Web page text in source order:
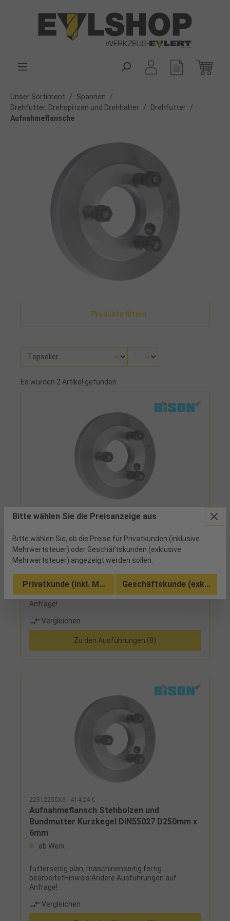
Unser Sortiment / Spannen
/
Drehfutter, Drehspitzen und Drehhalter
/ Drehfutter
/
Aufnahmeflansche
Produkte filtern
Es wurden 2 Artikel gefunden
223125250X8 - 505,75 €
DIN55029 D250mm x 8mm
ab Werk
futterseitig plan, maschinenseitig fertig
bearbeitetHinweis:Andere Ausführungen auf
Anfrage!
Vergleichen
Zu den Ausführungen (8)
22312250X6 - 414,24 €
Aufnahmeflansch Stehbolzen und
Bundmutter Kurzkegel DIN55027 D250mm x
6mm
ab Werk
futterseitig plan, maschinenseitig fertig
bearbeitetHinweis:Andere Ausführungen auf
Anfrage!
Vergleichen
Bitte wählen Sie die Preisanzeige aus
Bitte wählen Sie, ob die Preise für Privatkunden (inklusive
Mehrwertsteuer) oder Geschäftskunden (exklusive
Mehrwertsteuer) angezeigt werden sollen.
Privatkunde (inkl. MwSt.) Geschäftskunde (exkl.